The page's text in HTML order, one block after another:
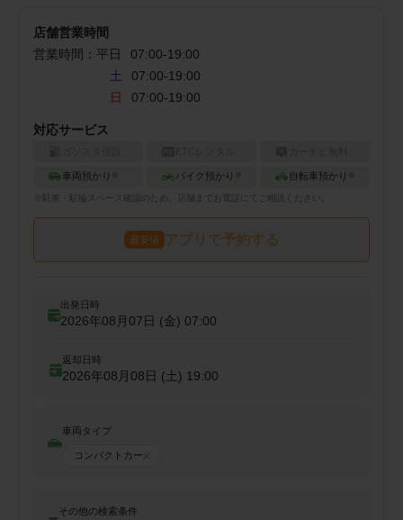
店舗営業時間
営業時間： 平日 07:00-19:00
土
07:00-19:00
日
07:00-19:00
対応サービス
車両預かり ※ バイク預かり ※ 自転車預かり ※
※ 駐車・駐輪 スペース確認のため、店舗までお電話にてご相談ください。
最安値 アプリで予約する
出発日時
2026年08月07日 (金) 07:00
返却日時
2026年08月08日 (土) 19:00
車両タイプ
コンパクトカー
その他の検索条件